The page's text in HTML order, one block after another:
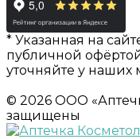
* Указанная на
публичной
уточняйте у наших
© 2026 ООО
защищены